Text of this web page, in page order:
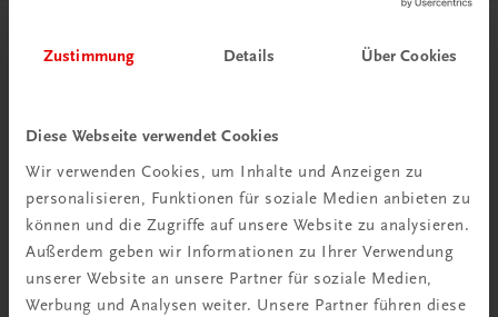
Zustimmung Details Über Cookies
Diese Webseite verwendet Cookies
Wir verwenden Cookies, um Inhalte und Anzeigen zu
personalisieren, Funktionen für soziale Medien anbieten zu
können und die Zugriffe auf unsere Website zu analysieren.
Außerdem geben wir Informationen zu Ihrer Verwendung
unserer Website an unsere Partner für soziale Medien,
Werbung und Analysen weiter. Unsere Partner führen diese
Herzlich willkommen bei TRAUNER!
Wir über uns
Wir sind ein österreichisches Familienunternehmen mit
75 Mitarbeiterinnen und Mitarbeitern, die eines verbindet: